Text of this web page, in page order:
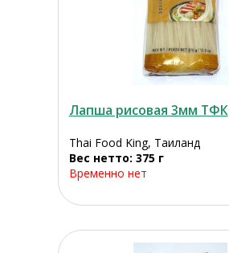
Лапша рисовая 3мм ТФК
Thai Food King, Таиланд
Вес нетто: 375 г
Временно нет